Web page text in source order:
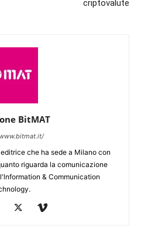
criptovalute
BitMAT
che ha sede a Milano con
riguarda la comunicazione
& Communication